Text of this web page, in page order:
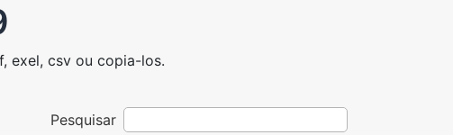
exel, csv ou copia-los.
Pesquisar